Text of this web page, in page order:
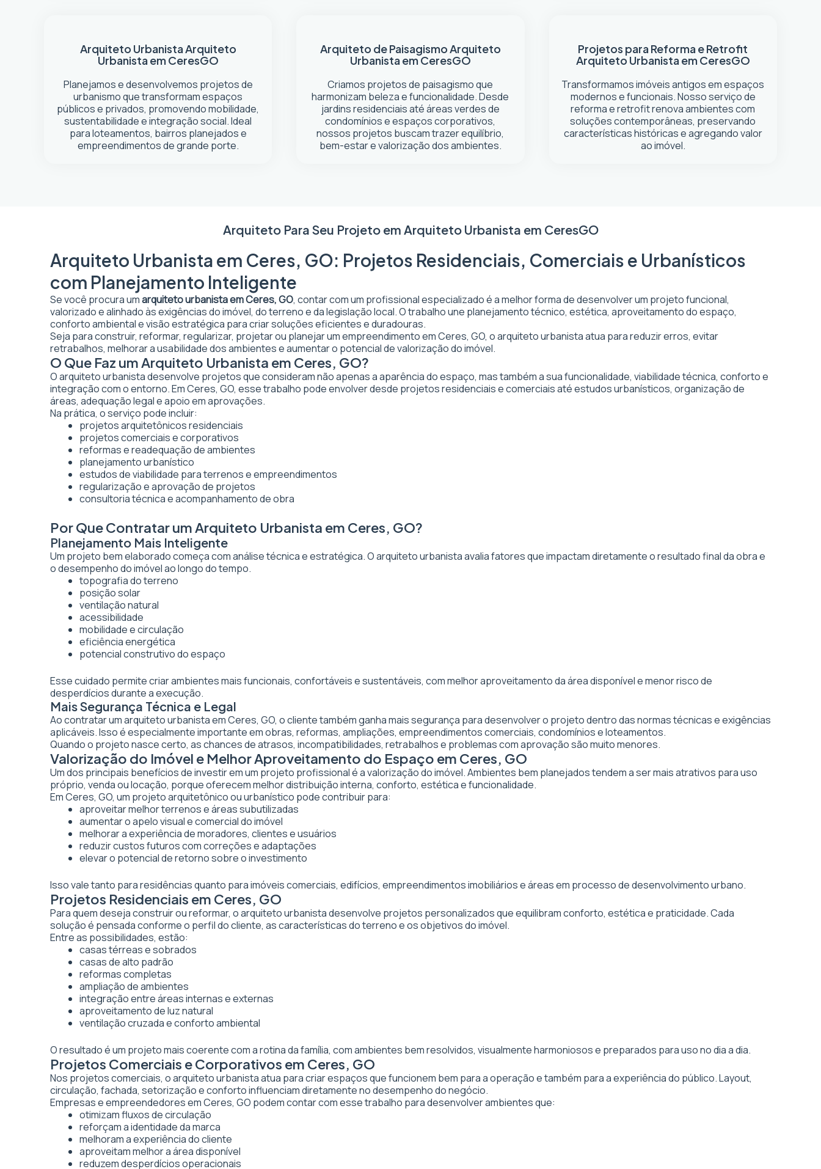
Arquiteto UrbanistaArquiteto
Urbanista em CeresGO
Planejamos e desenvolvemos projetos de
urbanismo que transformam espaços
públicos e privados, promovendo mobilidade,
sustentabilidade e integração social. Ideal
para loteamentos, bairros planejados e
empreendimentos de grande porte.
Arquiteto de PaisagismoArquiteto
Urbanista em CeresGO
Criamos projetos de paisagismo que
harmonizam beleza e funcionalidade. Desde
jardins residenciais até áreas verdes de
condomínios e espaços corporativos,
nossos projetos buscam trazer equilíbrio,
bem-estar e valorização dos ambientes.
Projetos para Reforma e Retrofit
Arquiteto Urbanista em CeresGO
Transformamos imóveis antigos em espaços
modernos e funcionais. Nosso serviço de
reforma e retrofit renova ambientes com
soluções contemporâneas, preservando
características históricas e agregando valor
ao imóvel.
Arquiteto Para Seu Projeto em Arquiteto Urbanista em CeresGO
Arquiteto Urbanista em Ceres, GO: Projetos Residenciais, Comerciais e Urbanísticos
com Planejamento Inteligente
Se você procura umarquiteto urbanista em Ceres, GO, contar com um profissional especializado é a melhor forma de desenvolver um projeto funcional,
valorizado e alinhado às exigências do imóvel, do terreno e da legislação local. O trabalho une planejamento técnico, estética, aproveitamento do espaço,
conforto ambiental e visão estratégica para criar soluções eficientes e duradouras.
Seja para construir, reformar, regularizar, projetar ou planejar um empreendimento em Ceres, GO, o arquiteto urbanista atua para reduzir erros, evitar
retrabalhos, melhorar a usabilidade dos ambientes e aumentar o potencial de valorização do imóvel.
O Que Faz um Arquiteto Urbanista em Ceres, GO?
O arquiteto urbanista desenvolve projetos que consideram não apenas a aparência do espaço, mas também a sua funcionalidade, viabilidade técnica, conforto e
integração com o entorno. Em Ceres, GO, esse trabalho pode envolver desde projetos residenciais e comerciais até estudos urbanísticos, organização de
áreas, adequação legal e apoio em aprovações.
Na prática, o serviço pode incluir:
projetos arquitetônicos residenciais
projetos comerciais e corporativos
reformas e readequação de ambientes
planejamento urbanístico
estudos de viabilidade para terrenos e empreendimentos
regularização e aprovação de projetos
consultoria técnica e acompanhamento de obra
Por Que Contratar um Arquiteto Urbanista em Ceres, GO?
Planejamento Mais Inteligente
Um projeto bem elaborado começa com análise técnica e estratégica. O arquiteto urbanista avalia fatores que impactam diretamente o resultado final da obra e
o desempenho do imóvel ao longo do tempo.
topografia do terreno
posição solar
ventilação natural
acessibilidade
mobilidade e circulação
eficiência energética
potencial construtivo do espaço
Esse cuidado permite criar ambientes mais funcionais, confortáveis e sustentáveis, com melhor aproveitamento da área disponível e menor risco de
desperdícios durante a execução.
Mais Segurança Técnica e Legal
Ao contratar um arquiteto urbanista em Ceres, GO, o cliente também ganha mais segurança para desenvolver o projeto dentro das normas técnicas e exigências
aplicáveis. Isso é especialmente importante em obras, reformas, ampliações, empreendimentos comerciais, condomínios e loteamentos.
Quando o projeto nasce certo, as chances de atrasos, incompatibilidades, retrabalhos e problemas com aprovação são muito menores.
Valorização do Imóvel e Melhor Aproveitamento do Espaço em Ceres, GO
Um dos principais benefícios de investir em um projeto profissional é a valorização do imóvel. Ambientes bem planejados tendem a ser mais atrativos para uso
próprio, venda ou locação, porque oferecem melhor distribuição interna, conforto, estética e funcionalidade.
Em Ceres, GO, um projeto arquitetônico ou urbanístico pode contribuir para:
aproveitar melhor terrenos e áreas subutilizadas
aumentar o apelo visual e comercial do imóvel
melhorar a experiência de moradores, clientes e usuários
reduzir custos futuros com correções e adaptações
elevar o potencial de retorno sobre o investimento
Isso vale tanto para residências quanto para imóveis comerciais, edifícios, empreendimentos imobiliários e áreas em processo de desenvolvimento urbano.
Projetos Residenciais em Ceres, GO
Para quem deseja construir ou reformar, o arquiteto urbanista desenvolve projetos personalizados que equilibram conforto, estética e praticidade. Cada
solução é pensada conforme o perfil do cliente, as características do terreno e os objetivos do imóvel.
Entre as possibilidades, estão:
casas térreas e sobrados
casas de alto padrão
reformas completas
ampliação de ambientes
integração entre áreas internas e externas
aproveitamento de luz natural
ventilação cruzada e conforto ambiental
O resultado é um projeto mais coerente com a rotina da família, com ambientes bem resolvidos, visualmente harmoniosos e preparados para uso no dia a dia.
Projetos Comerciais e Corporativos em Ceres, GO
Nos projetos comerciais, o arquiteto urbanista atua para criar espaços que funcionem bem para a operação e também para a experiência do público. Layout,
circulação, fachada, setorização e conforto influenciam diretamente no desempenho do negócio.
Empresas e empreendedores em Ceres, GO podem contar com esse trabalho para desenvolver ambientes que:
otimizam fluxos de circulação
reforçam a identidade da marca
melhoram a experiência do cliente
aproveitam melhor a área disponível
reduzem desperdícios operacionais